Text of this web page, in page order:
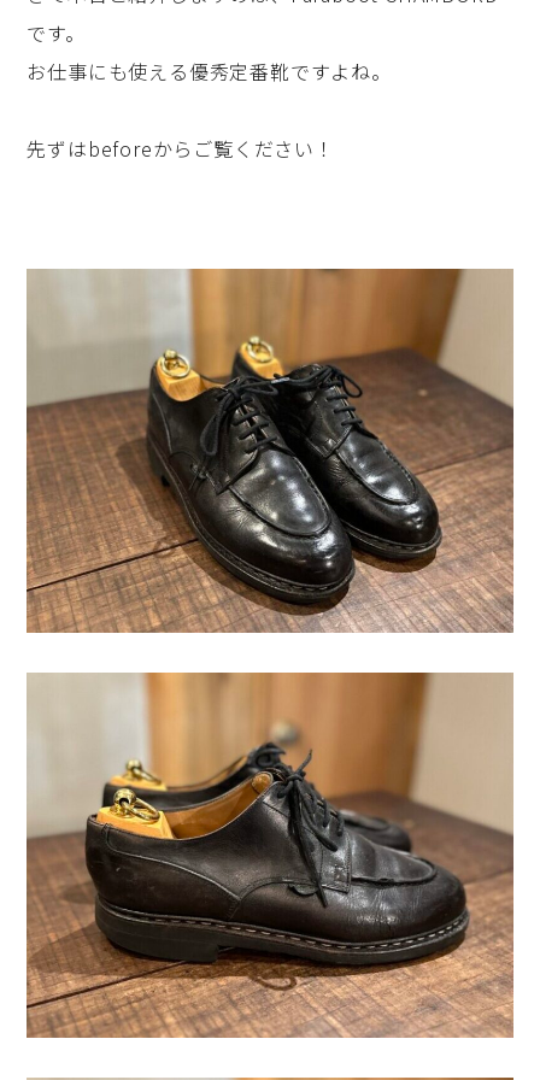
です。
お仕事にも使える優秀定番靴ですよね。
先ずはbeforeからご覧ください！